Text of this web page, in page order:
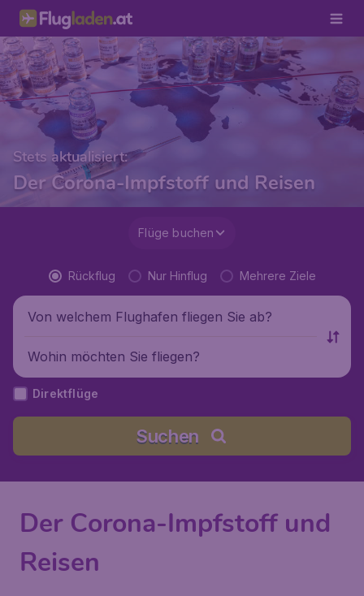
Stets aktualisiert:
Der Corona-Impfstoff und Reisen
Flüge buchen
Rückflug Nur Hinflug Mehrere Ziele
Von welchem Flughafen fliegen Sie ab?
Wohin möchten Sie fliegen?
Direktflüge
Suchen
Der Corona-Impfstoff und
Reisen